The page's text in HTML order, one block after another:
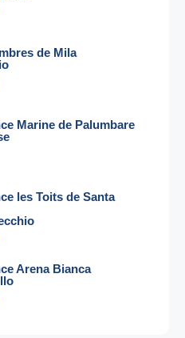
de Mila
Marine de Palumbare
les Toits de Santa
Arena Bianca